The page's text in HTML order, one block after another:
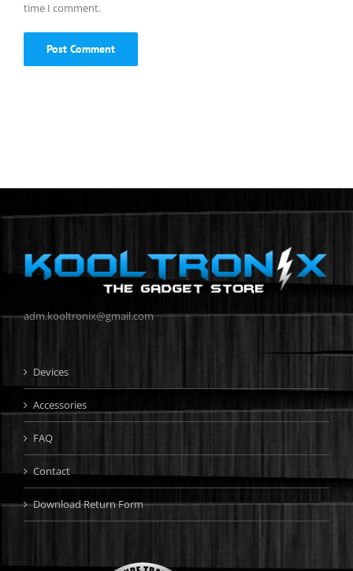
time I comment.
adm.kooltronix@gmail.com
Devices
Accessories
FAQ
Contact
Download Return Form